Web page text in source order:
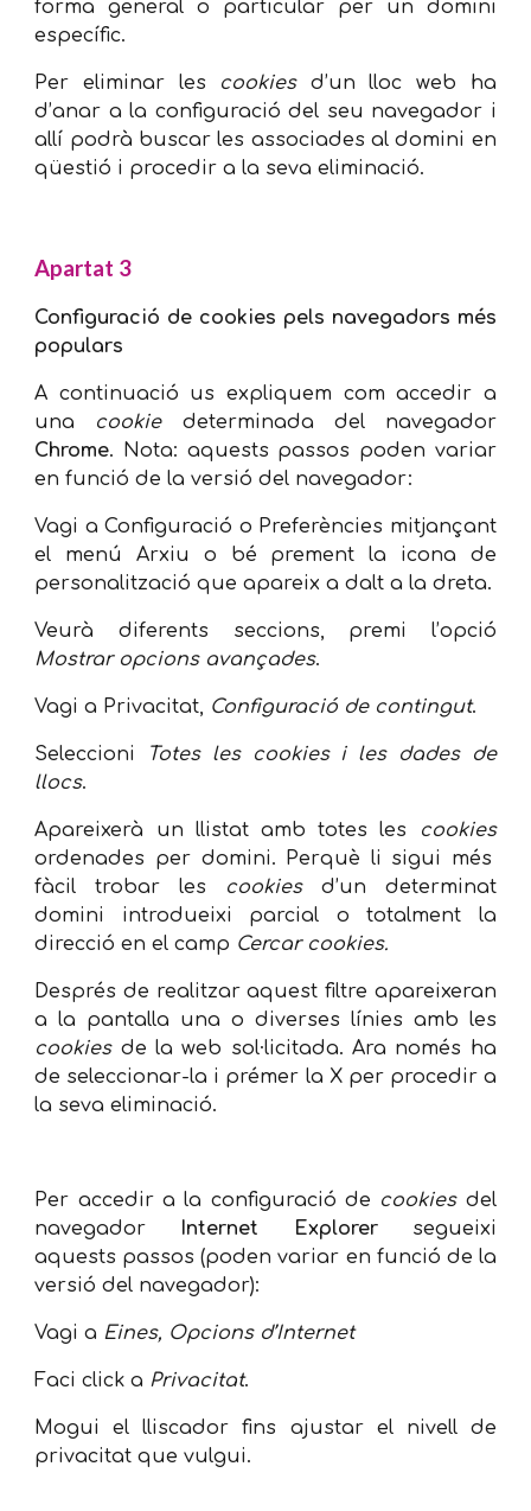
forma general o particular per un domini
específic.
Per eliminar les cookiesd’un lloc web ha
d’anar a la configuració del seu navegador i
allí podrà buscar les associades al domini en
qüestió i procedir a la seva eliminació.
Apartat 3
Configuració de cookies pels navegadors més
populars
A continuació us expliquem com accedir a
una cookiedeterminada del navegador
Chrome. Nota: aquests passos poden variar
en funció de la versió del navegador:
Vagi a Configuració o Preferències mitjançant
el menú Arxiu o bé prement la icona de
personalització que apareix a dalt a la dreta.
Veurà diferents seccions, premi l’opció
Mostrar opcions avançades.
Vagi a Privacitat, Configuració de contingut.
Seleccioni
Totes les cookies i les dades de
llocs.
Apareixerà un llistat amb totes les
cookies
ordenades per domini. Perquè li sigui més
fàcil trobar les
cookiesd’un determinat
domini introdueixi parcial o totalment la
direcció en el camp Cercar cookies.
Després de realitzar aquest filtre apareixeran
a la pantalla una o diverses línies amb les
cookiesde la web sol·licitada. Ara només ha
de seleccionar-la i prémer la X per procedir a
la seva eliminació.
Per accedir a la configuració de cookiesdel
navegador Internet Explorersegueixi
aquests passos (poden variar en funció de la
versió del navegador):
Vagi a Eines, Opcions d’Internet
Faci click a Privacitat.
Mogui el lliscador fins ajustar el nivell de
privacitat que vulgui.